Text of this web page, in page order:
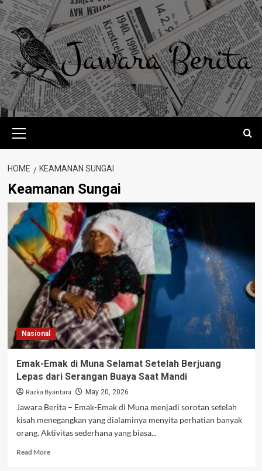
Skip
to
content
Menu
HOME KEAMANAN SUNGAI
Keamanan Sungai
Nasional
Emak-Emak di Muna Selamat Setelah Berjuang
Lepas dari Serangan Buaya Saat Mandi
Razka Byantara May 20, 2026
Jawara Berita – Emak-Emak di Muna menjadi sorotan setelah
kisah menegangkan yang dialaminya menyita perhatian banyak
orang. Aktivitas sederhana yang biasa...
Read MoreRead